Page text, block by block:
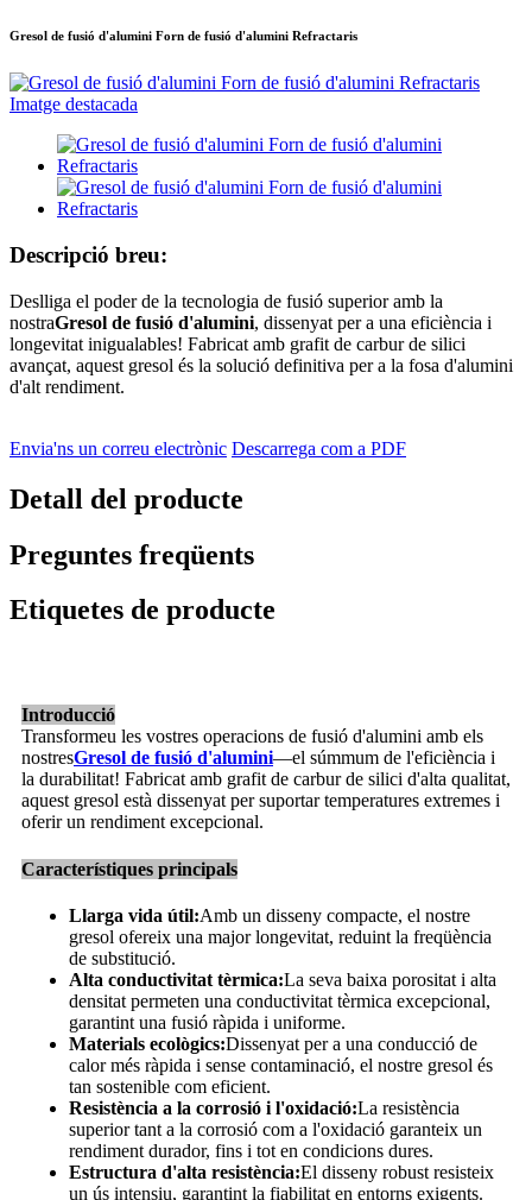
Gresol de fusió d'alumini Forn de fusió d'alumini Refractaris
Descripció breu:
Deslliga el poder de la tecnologia de fusió superior amb la
nostraGresol de fusió d'alumini, dissenyat per a una eficiència i
longevitat inigualables! Fabricat amb grafit de carbur de silici
avançat, aquest gresol és la solució definitiva per a la fosa d'alumini
d'alt rendiment.
Envia'ns un correu electrònic Descarrega com a PDF
Detall del producte
Preguntes freqüents
Etiquetes de producte
Introducció
Transformeu les vostres operacions de fusió d'alumini amb els
nostresGresol de fusió d'alumini—el súmmum de l'eficiència i
la durabilitat! Fabricat amb grafit de carbur de silici d'alta qualitat,
aquest gresol està dissenyat per suportar temperatures extremes i
oferir un rendiment excepcional.
Característiques principals
Llarga vida útil:Amb un disseny compacte, el nostre
gresol ofereix una major longevitat, reduint la freqüència
de substitució.
Alta conductivitat tèrmica:La seva baixa porositat i alta
densitat permeten una conductivitat tèrmica excepcional,
garantint una fusió ràpida i uniforme.
Materials ecològics:Dissenyat per a una conducció de
calor més ràpida i sense contaminació, el nostre gresol és
tan sostenible com eficient.
Resistència a la corrosió i l'oxidació:La resistència
superior tant a la corrosió com a l'oxidació garanteix un
rendiment durador, fins i tot en condicions dures.
Estructura d'alta resistència:El disseny robust resisteix
un ús intensiu, garantint la fiabilitat en entorns exigents.